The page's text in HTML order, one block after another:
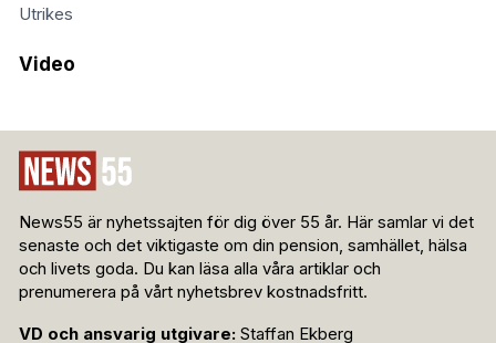
Utrikes
Video
News55 är nyhetssajten för dig över 55 år. Här samlar vi det
senaste och det viktigaste om din pension, samhället, hälsa
och livets goda. Du kan läsa alla våra artiklar och
prenumerera på vårt nyhetsbrev kostnadsfritt.
VD och ansvarig utgivare: Staffan Ekberg